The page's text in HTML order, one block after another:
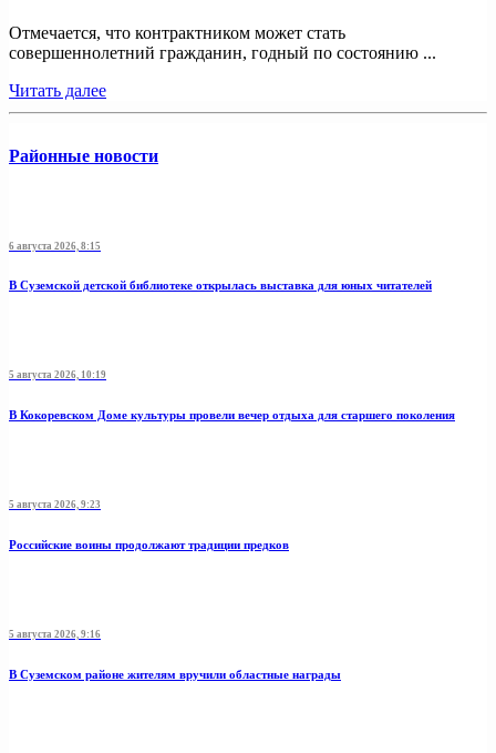
Отмечается, что контрактником может стать
совершеннолетний гражданин, годный по состоянию ...
Читать далее
Районные новости
6 августа 2026, 8:15
В Суземской детской библиотеке открылась выставка для юных читателей
5 августа 2026, 10:19
В Кокоревском Доме культуры провели вечер отдыха для старшего поколения
5 августа 2026, 9:23
Российские воины продолжают традиции предков
5 августа 2026, 9:16
В Суземском районе жителям вручили областные награды